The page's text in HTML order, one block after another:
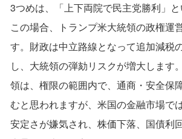
3つめは、「上下両院で民主党勝利」と
この場合、トランプ米大統領の政権運
す。財政は中立路線となって追加減税
し、大統領の弾劾リスクが増大します
領は、権限の範囲内で、通商・安全保
むと思われますが、米国の金融市場で
安定さが嫌気され、株価下落、国債利